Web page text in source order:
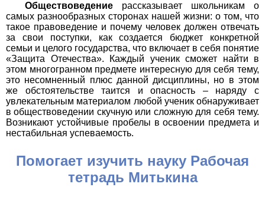
Обществоведение рассказывает школьникам о
самых разнообразных сторонах нашей жизни: о том, что
такое правоведение и почему человек должен отвечать
за свои поступки, как создается бюджет конкретной
семьи и целого государства, что включает в себя понятие
«Защита Отечества». Каждый ученик сможет найти в
этом многогранном предмете интересную для себя тему,
это несомненный плюс данной дисциплины, но в этом
же обстоятельстве таится и опасность – наряду с
увлекательным материалом любой ученик обнаруживает
в обществоведении скучную или сложную для себя тему.
Возникают устойчивые пробелы в освоении предмета и
нестабильная успеваемость.
Помогает изучить науку Рабочая
тетрадь Митькина